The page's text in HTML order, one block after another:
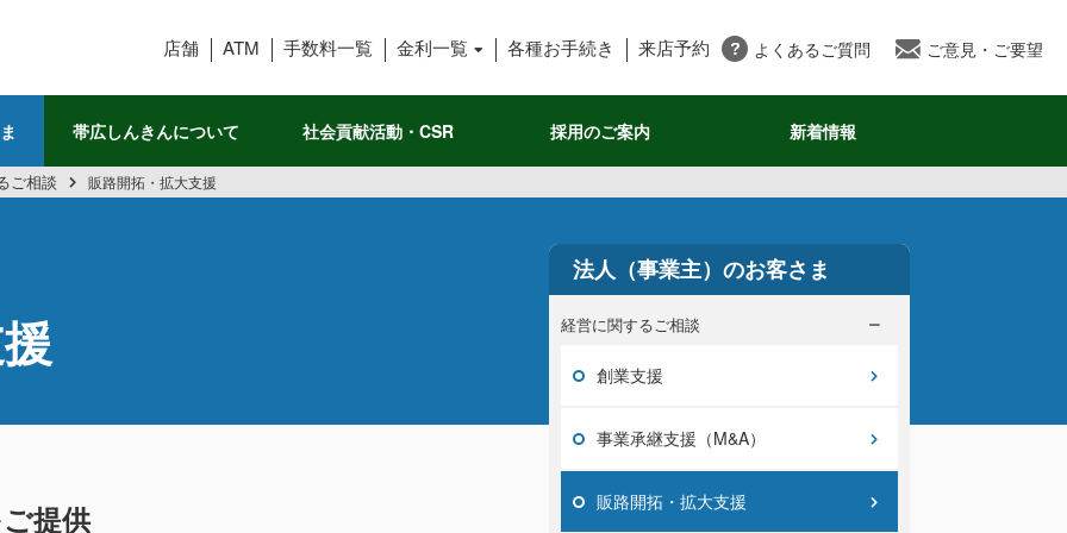
帯広信用金庫
よくあるご質問 ご意見・ご要望
店舗 ATM 手数料一覧 金利一覧 各種お手続き 来店予約
帯広しんきんについて 社会貢献活動・CSR 採用のご案内 新着情報
ご相談 販路開拓・拡大支援
提供
法人（事業主）のお客さま
経営に関するご相談
創業支援
事業承継支援（M&A）
販路開拓・拡大支援